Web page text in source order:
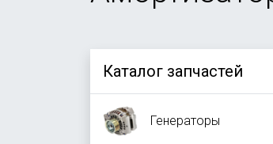
Каталог запчастей
Генераторы